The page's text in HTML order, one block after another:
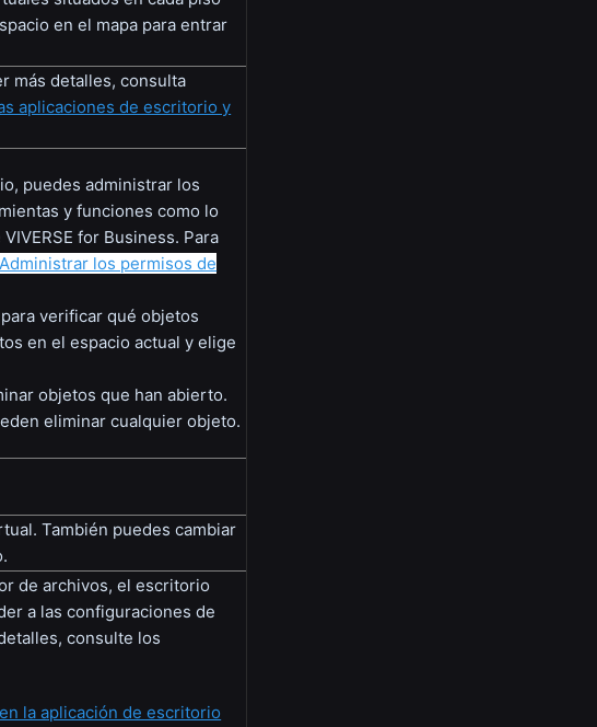
en el mapa para entrar
más detalles, consulta
aplicaciones de escritorio y
puedes administrar los
y funciones como lo
for Business. Para
Administrar los permisos de
para verificar qué objetos
en el espacio actual y elige
objetos que han abierto.
eliminar cualquier objeto.
También puedes cambiar
de archivos, el escritorio
a las configuraciones de
consulte los
la aplicación de escritorio